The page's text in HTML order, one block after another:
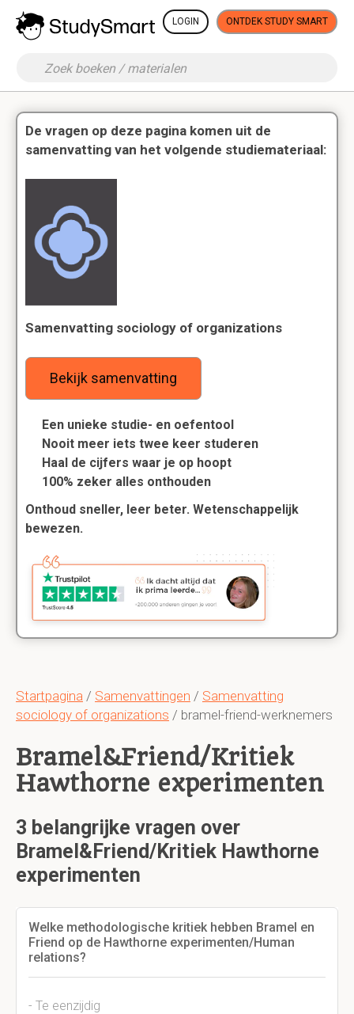
LOGIN ONTDEK STUDY SMART
Startpagina / Samenvattingen / Samenvatting
sociology of organizations / bramel-friend-werknemers
Bramel&Friend/Kritiek
Hawthorne experimenten
3 belangrijke vragen over
Bramel&Friend/Kritiek Hawthorne
experimenten
Welke methodologische kritiek hebben Bramel en
Friend op de Hawthorne experimenten/Human
relations?
- Te eenzijdig
De vragen op deze pagina komen uit de
samenvatting van het volgende studiemateriaal:
Samenvatting sociology of organizations
Bekijk samenvatting
Een unieke studie- en oefentool
Nooit meer iets twee keer studeren
Haal de cijfers waar je op hoopt
100% zeker alles onthouden
Onthoud sneller, leer beter. Wetenschappelijk
bewezen.